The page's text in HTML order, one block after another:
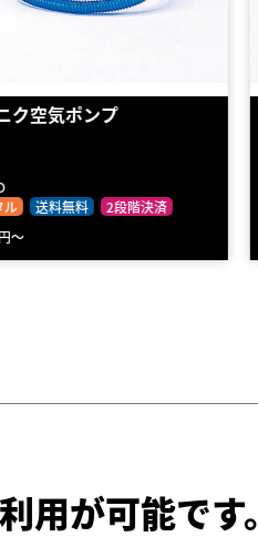
クッション用ポンプ
ル
送料無料 2段階決済
～
用が可能です。